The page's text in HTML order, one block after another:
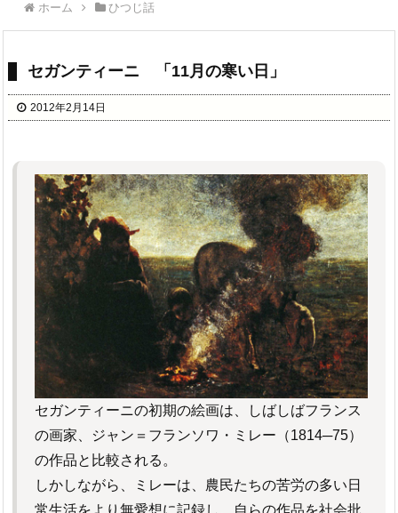
ホーム ひつじ話
セガンティーニ 「11月の寒い日」
2012年2月14日
セガンティーニの初期の絵画は、しばしばフランス
の画家、ジャン＝フランソワ・ミレー（1814─75）
の作品と比較される。
しかしながら、ミレーは、農民たちの苦労の多い日